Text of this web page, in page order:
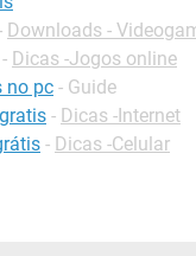
Downloads -
- Dicas -Jogos online
no pc - Guide
- Dicas -Internet
- Dicas -Celular